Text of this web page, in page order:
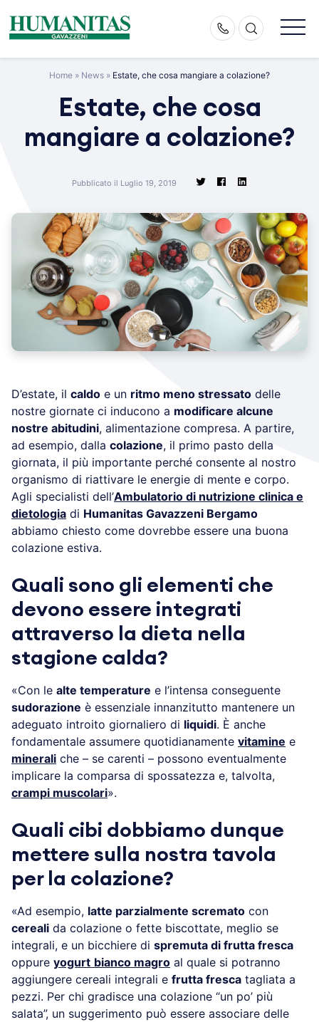
content
Home » News » Estate, che cosa mangiare a colazione?
Estate, che cosa
mangiare a colazione?
Pubblicato il Luglio 19, 2019
D’estate, il caldo e un ritmo meno stressato delle
nostre giornate ci inducono a modificare alcune
nostre abitudini, alimentazione compresa. A partire,
ad esempio, dalla colazione, il primo pasto della
giornata, il più importante perché consente al nostro
organismo di riattivare le energie di mente e corpo.
Agli specialisti dell’Ambulatorio di nutrizione clinica e
dietologia di Humanitas Gavazzeni Bergamo
abbiamo chiesto come dovrebbe essere una buona
colazione estiva.
Quali sono gli elementi che
devono essere integrati
attraverso la dieta nella
stagione calda?
«Con le alte temperature e l’intensa conseguente
sudorazione è essenziale innanzitutto mantenere un
adeguato introito giornaliero di liquidi. È anche
fondamentale assumere quotidianamente vitamine e
minerali che – se carenti – possono eventualmente
implicare la comparsa di spossatezza e, talvolta,
crampi muscolari».
Quali cibi dobbiamo dunque
mettere sulla nostra tavola
per la colazione?
«Ad esempio, latte parzialmente scremato con
cereali da colazione o fette biscottate, meglio se
integrali, e un bicchiere di spremuta di frutta fresca
oppure yogurt bianco magro al quale si potranno
aggiungere cereali integrali e frutta fresca tagliata a
pezzi. Per chi gradisce una colazione “un po’ più
salata”, un suggerimento può essere associare delle